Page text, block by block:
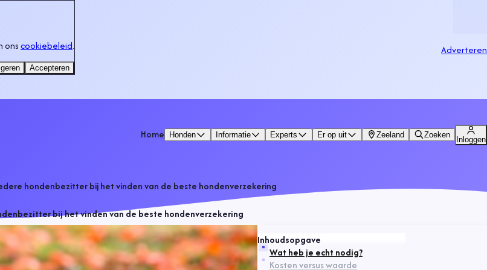
Adverteren
Home Honden Informatie Experts Er op uit Zeeland Zoeken
Inloggen
hondenbezitter bij het vinden van de beste hondenverzekering
bij het vinden van de beste hondenverzekering
Inhoudsopgave
Wat heb je echt nodig?
Kosten versus waarde
onscookiebeleid.
Accepteren